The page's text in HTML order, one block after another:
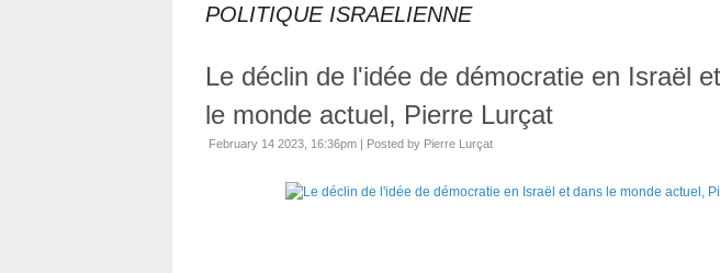
POLITIQUE ISRAELIENNE
Le déclin de l'idée de démocratie en Israël
le monde actuel, Pierre Lurçat
February 14 2023, 16:36pm | Posted by Pierre Lurçat